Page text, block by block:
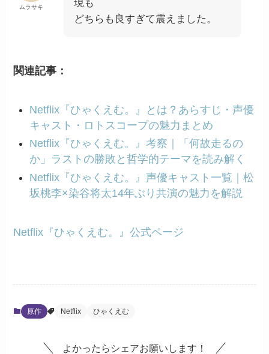
ムラサキ
現も
どちらも良すぎて震えました。
関連記事：
Netflix『ひゃくえむ。』とは？あらすじ・声優
キャスト・ロトスコープの魅力まとめ
Netflix『ひゃくえむ。』考察｜「何故走るの
か」ラストの勝敗と哲学的テーマを読み解く
Netflix『ひゃくえむ。』声優キャスト一覧｜松
坂桃李×染谷将太14年ぶり共演の魅力を解説
Netflix『ひゃくえむ。』公式ページ
原作 Netflix ひゃくえむ
よかったらシェアお願いします！